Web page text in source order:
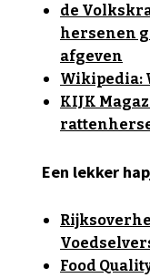
de
hersenen
afgeven
Wikipedia:
KIJK
Een lekker
Food